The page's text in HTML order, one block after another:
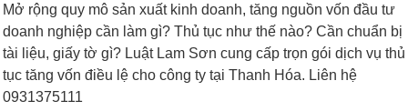
Mở rộng quy mô sản xuất kinh doanh, tăng nguồn vốn đầu tư
doanh nghiệp cần làm gì? Thủ tục như thế nào? Cần chuẩn bị
tài liệu, giấy tờ gì? Luật Lam Sơn cung cấp trọn gói dịch vụ thủ
tục tăng vốn điều lệ cho công ty tại Thanh Hóa. Liên hệ
0931375111